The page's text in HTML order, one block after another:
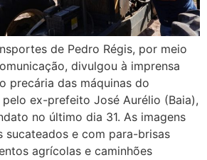
de Pedro Régis, por meio
divulgou à imprensa
precária das máquinas do
ex-prefeito José Aurélio (Baia),
no último dia 31. As imagens
sucateados e com para-brisas
agrícolas e caminhões